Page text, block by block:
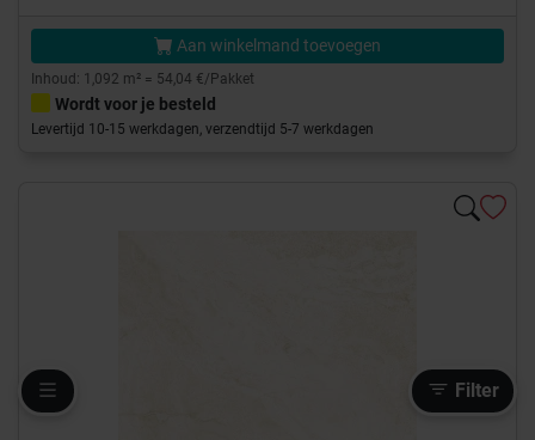
Filter
Aan winkelmand toevoegen
Inhoud: 1,092 m² = 54,04 €/Pakket
Wordt voor je besteld
Levertijd 10-15 werkdagen, verzendtijd 5-7 werkdagen